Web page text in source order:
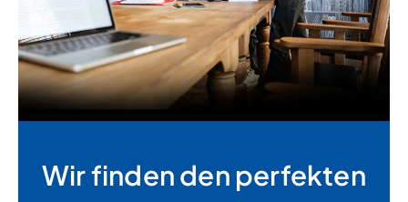
Wir finden den perfekten